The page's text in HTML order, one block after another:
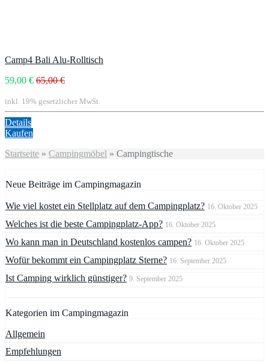
Camp4 Bali Alu-Rolltisch
59,00 € 65,00 €
inkl. 19% gesetzlicher MwSt.
Details
Kaufen
Startseite » Campingmöbel » Campingtische
Neue Beiträge im Campingmagazin
Wie viel kostet ein Stellplatz auf dem Campingplatz? 16. Oktober 2025
Welches ist die beste Campingplatz-App? 16. Oktober 2025
Wo kann man in Deutschland kostenlos campen? 16. Oktober 2025
Wofür bekommt ein Campingplatz Sterne? 16. September 2025
Ist Camping wirklich günstiger? 9. September 2025
Kategorien im Campingmagazin
Allgemein
Empfehlungen